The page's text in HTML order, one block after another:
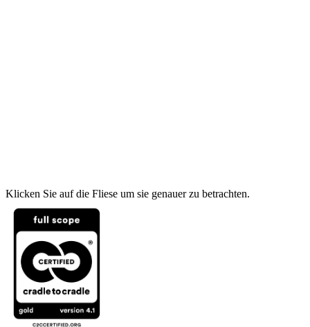
Klicken Sie auf die Fliese um sie genauer zu betrachten.